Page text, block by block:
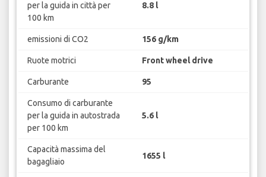
per la guida in città per
100 km
8.8 l
emissioni di CO2 156 g/km
Ruote motrici Front wheel drive
Carburante 95
Consumo di carburante
per la guida in autostrada
per 100 km
5.6 l
Capacità massima del
bagagliaio
1655 l